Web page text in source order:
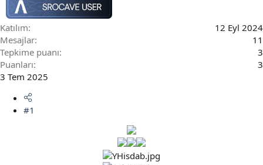
Katılım
12 Eyl 2024
Mesajlar
11
Tepkime puanı
3
Puanları
3
3 Tem 2025
#1